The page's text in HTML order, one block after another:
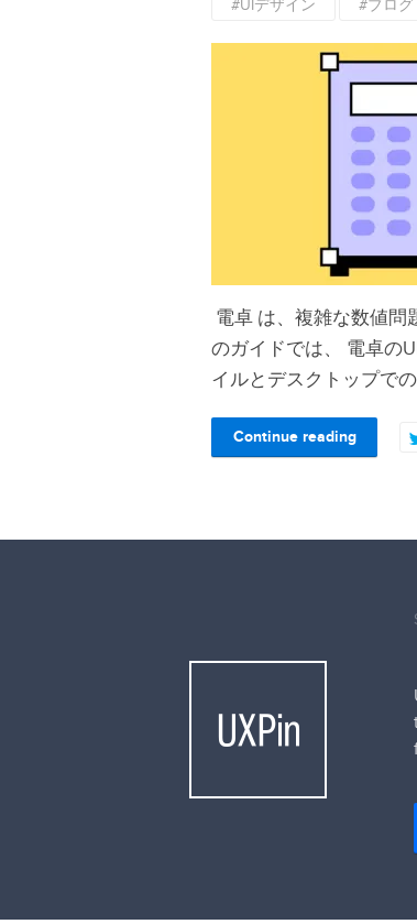
#UIデザイン #ブログ
電卓 は、複雑な数値問
のガイドでは、 電卓の
イルとデスクトップで
Continue reading